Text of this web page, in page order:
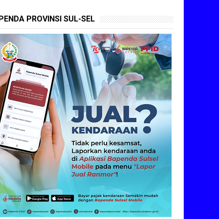
PROVINSI SUL-SEL